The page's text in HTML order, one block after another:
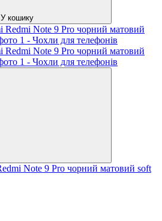
У кошику
Note 9 Pro чорний матовий soft